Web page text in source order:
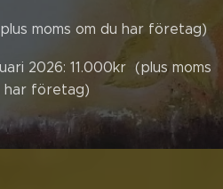
moms om du har företag)
2026: 11.000kr (plus moms
har företag)